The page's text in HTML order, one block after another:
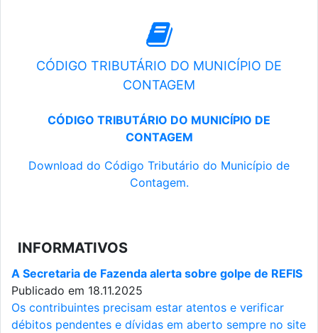
CÓDIGO TRIBUTÁRIO DO MUNICÍPIO DE
CONTAGEM
CÓDIGO TRIBUTÁRIO DO MUNICÍPIO DE
CONTAGEM
Download do Código Tributário do Município de
Contagem.
INFORMATIVOS
A Secretaria de Fazenda alerta sobre golpe de REFIS
Publicado em 18.11.2025
Os contribuintes precisam estar atentos e verificar
débitos pendentes e dívidas em aberto sempre no site